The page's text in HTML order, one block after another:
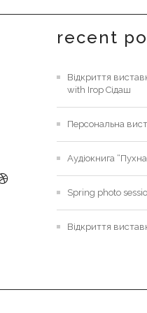
recent
Відкриття
with Ігор Сідаш
Персональна
Аудіокнига
Spring photo
Відкриття